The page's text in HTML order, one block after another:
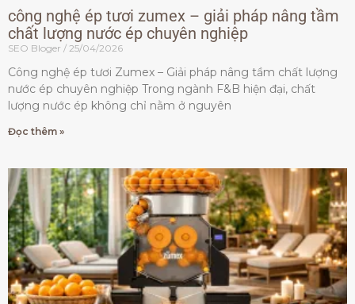
công nghệ ép tươi zumex – giải pháp nâng tầm
chất lượng nước ép chuyên nghiệp
SEO Bloger 25/04/2026
Công nghệ ép tươi Zumex – Giải pháp nâng tầm chất lượng
nước ép chuyên nghiệp Trong ngành F&B hiện đại, chất
lượng nước ép không chỉ nằm ở nguyên
Đọc thêm »